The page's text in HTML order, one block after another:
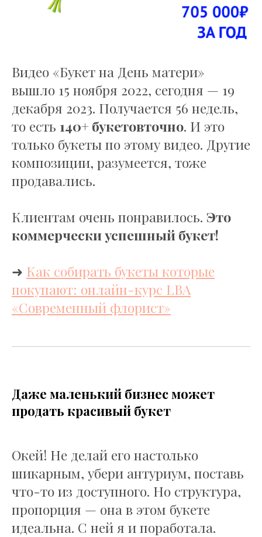
Видео «Букет на День матери»
вышло 15 ноября 2022, сегодня — 19
декабря 2023. Получается 56 недель,
то есть 140+ букетовточно. И это
только букеты по этому видео. Другие
композиции, разумеется, тоже
продавались.
Клиентам очень понравилось. Это
коммерчески успешный букет!
➜ Как собирать букеты которые
покупают: онлайн-курс LBA
«Современный флорист»
Даже маленький бизнес может
продать красивый букет
Окей! Не делай его настолько
шикарным, убери антуриум, поставь
что-то из доступного. Но структура,
пропорция — она в этом букете
идеальна. С ней я и поработала.